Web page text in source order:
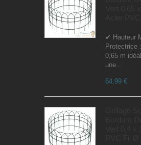
✔ Hauteur
Protectrice
0,65 m
une...
64,99 €